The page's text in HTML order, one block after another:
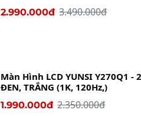
2.990.000đ 3.490.000đ
Màn Hình LCD YUNSI Y270Q1 -
ĐEN, TRẮNG (1K, 120Hz,)
1.990.000đ 2.350.000đ